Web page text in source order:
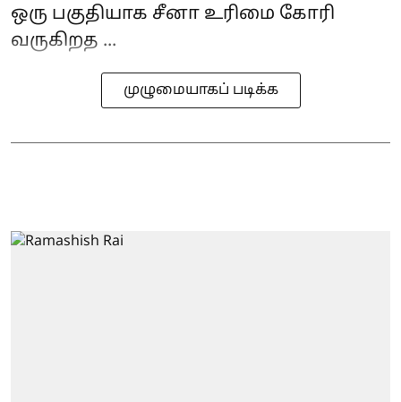
ஒரு பகுதியாக சீனா உரிமை கோரி
வருகிறத ...
முழுமையாகப் படிக்க